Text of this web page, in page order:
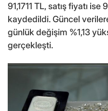
91,1711 TL, satış fiyatı
kaydedildi. Güncel
günlük değişim %1,13
gerçekleşti.